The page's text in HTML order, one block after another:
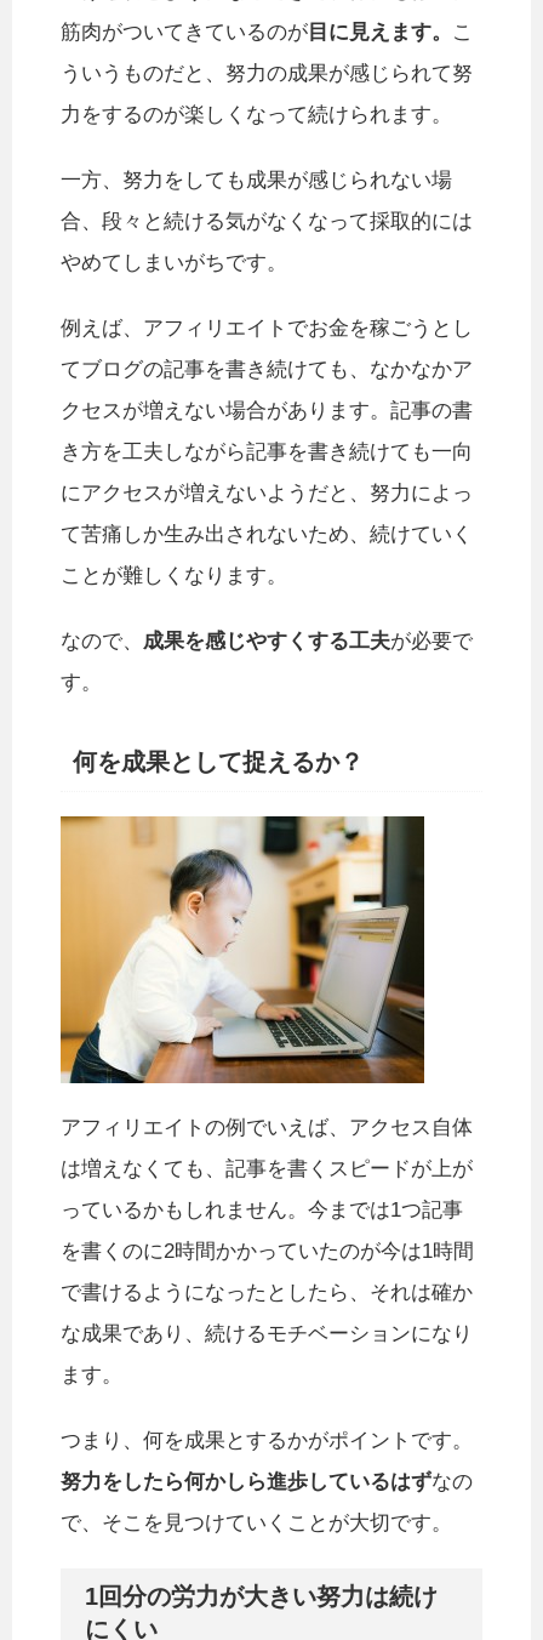
筋肉がついてきているのが 目に見えます。
こ
ういうものだと、努力の成果が感じられて努
力をするのが楽しくなって続けられます。
一方、努力をしても成果が感じられない場
合、段々と続ける気がなくなって採取的には
やめてしまいがちです。
例えば、アフィリエイトでお金を稼ごうとし
てブログの記事を書き続けても、なかなかア
クセスが増えない場合があります。記事の書
き方を工夫しながら記事を書き続けても一向
にアクセスが増えないようだと、努力によっ
て苦痛しか生み出されないため、続けていく
ことが難しくなります。
なので、 成果を感じやすくする工夫が必要で
す。
何を成果として捉えるか？
アフィリエイトの例でいえば、アクセス自体
は増えなくても、記事を書くスピードが上が
っているかもしれません。今までは1つ記事
を書くのに2時間かかっていたのが今は1時間
で書けるようになったとしたら、それは確か
な成果であり、続けるモチベーションになり
ます。
つまり、何を成果とするかがポイントです。
努力をしたら何かしら進歩しているはずなの
で、そこを見つけていくことが大切です。
1回分の労力が大きい努力は続け
にくい